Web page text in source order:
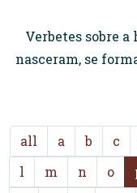
Verbetes sobre
nasceram, se
all a b c
l
m n o